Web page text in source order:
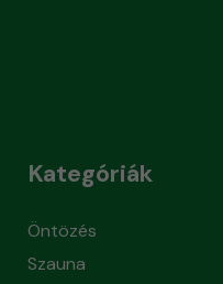
Kategóriák
Öntözés
Szauna